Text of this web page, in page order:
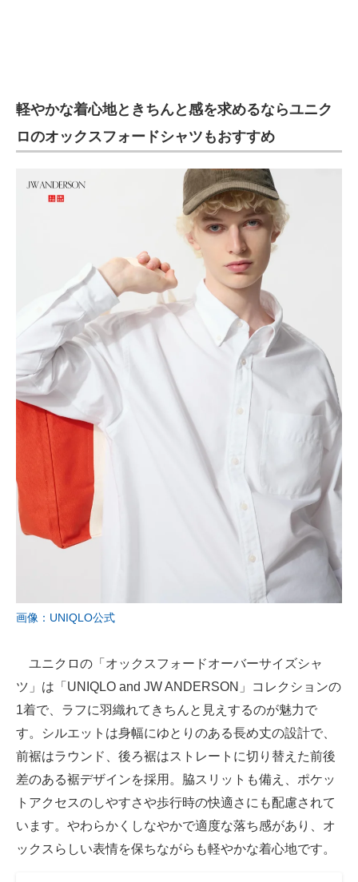
軽やかな着心地ときちんと感を求めるならユニク
ロのオックスフォードシャツもおすすめ
画像：UNIQLO公式
ユニクロの「オックスフォードオーバーサイズシャ
ツ」は「UNIQLO and JW ANDERSON」コレクションの
1着で、ラフに羽織れてきちんと見えするのが魅力で
す。シルエットは身幅にゆとりのある長め丈の設計で、
前裾はラウンド、後ろ裾はストレートに切り替えた前後
差のある裾デザインを採用。脇スリットも備え、ポケッ
トアクセスのしやすさや歩行時の快適さにも配慮されて
います。やわらかくしなやかで適度な落ち感があり、オ
ックスらしい表情を保ちながらも軽やかな着心地です。